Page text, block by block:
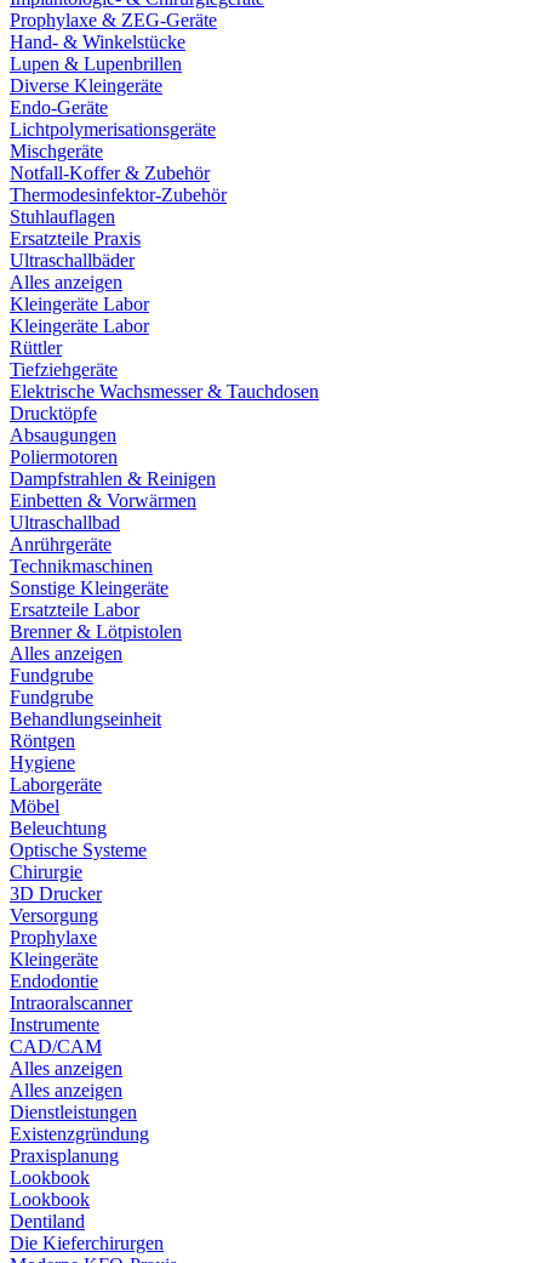
Prophylaxe & ZEG-Geräte
Hand- & Winkelstücke
Lupen & Lupenbrillen
Diverse Kleingeräte
Endo-Geräte
Lichtpolymerisationsgeräte
Mischgeräte
Notfall-Koffer & Zubehör
Thermodesinfektor-Zubehör
Stuhlauflagen
Ersatzteile Praxis
Ultraschallbäder
Alles anzeigen
Kleingeräte Labor
Kleingeräte Labor
Rüttler
Tiefziehgeräte
Elektrische Wachsmesser & Tauchdosen
Drucktöpfe
Absaugungen
Poliermotoren
Dampfstrahlen & Reinigen
Einbetten & Vorwärmen
Ultraschallbad
Anrührgeräte
Technikmaschinen
Sonstige Kleingeräte
Ersatzteile Labor
Brenner & Lötpistolen
Alles anzeigen
Fundgrube
Fundgrube
Behandlungseinheit
Röntgen
Hygiene
Laborgeräte
Möbel
Beleuchtung
Optische Systeme
Chirurgie
3D Drucker
Versorgung
Prophylaxe
Kleingeräte
Endodontie
Intraoralscanner
Instrumente
CAD/CAM
Alles anzeigen
Alles anzeigen
Dienstleistungen
Existenzgründung
Praxisplanung
Lookbook
Lookbook
Dentiland
Die Kieferchirurgen